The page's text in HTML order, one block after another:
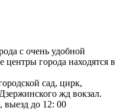
с очень удобной
центры города находятся в
сад, цирк,
жд вокзал.
выезд до 12: 00